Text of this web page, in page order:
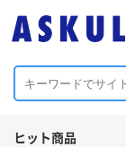
ヒット商品